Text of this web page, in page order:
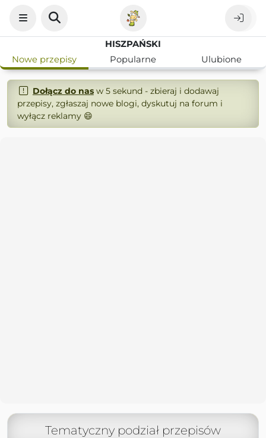
HISZPAŃSKI
Nowe przepisy
Popularne Ulubione
Dołącz do nasw 5 sekund - zbieraj i dodawaj
przepisy, zgłaszaj nowe blogi, dyskutuj na forum i
wyłącz reklamy 😄
Tematyczny podział przepisów